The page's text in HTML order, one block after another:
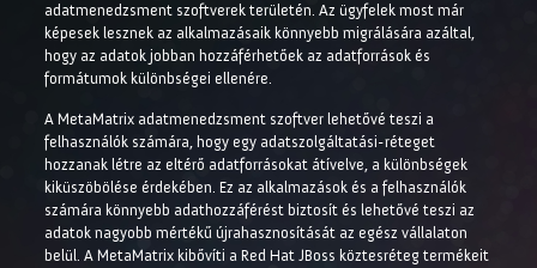
adatmenedzsment szoftverek területén. Az ügyfelek most már
képesek lesznek az alkalmazásaik könnyebb migrálására azáltal,
hogy az adatok jobban hozzáférhetőek az adatforrások és
formátumok különbségei ellenére.
A MetaMatrix adatmenedzsment szoftver lehetővé teszi a
felhasználók számára, hogy egy adatszolgáltatási-réteget
hozzanak létre az eltérő adatforrásokat átívelve, a különbségek
kiküszöbölése érdekében. Ez az alkalmazások és a felhasználók
számára könnyebb adathozzáférést biztosít és lehetővé teszi az
adatok nagyobb mértékű újrahasznosítását az egész vállalaton
belül. A MetaMatrix kibővíti a Red Hat JBoss köztesréteg termékeit